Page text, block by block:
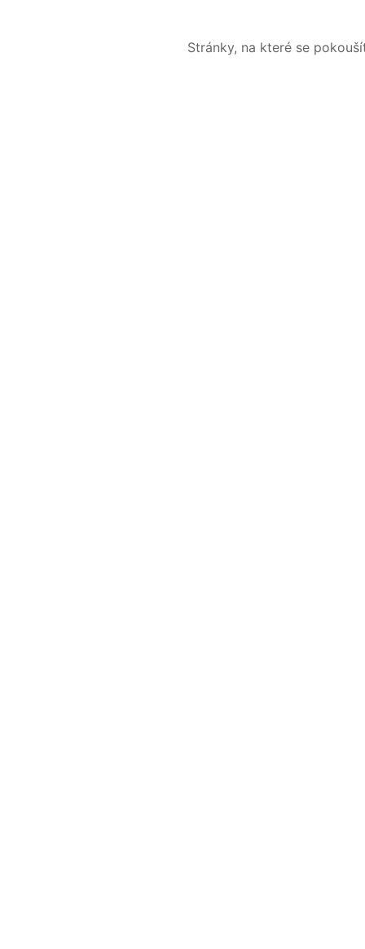
Stránky, na které se